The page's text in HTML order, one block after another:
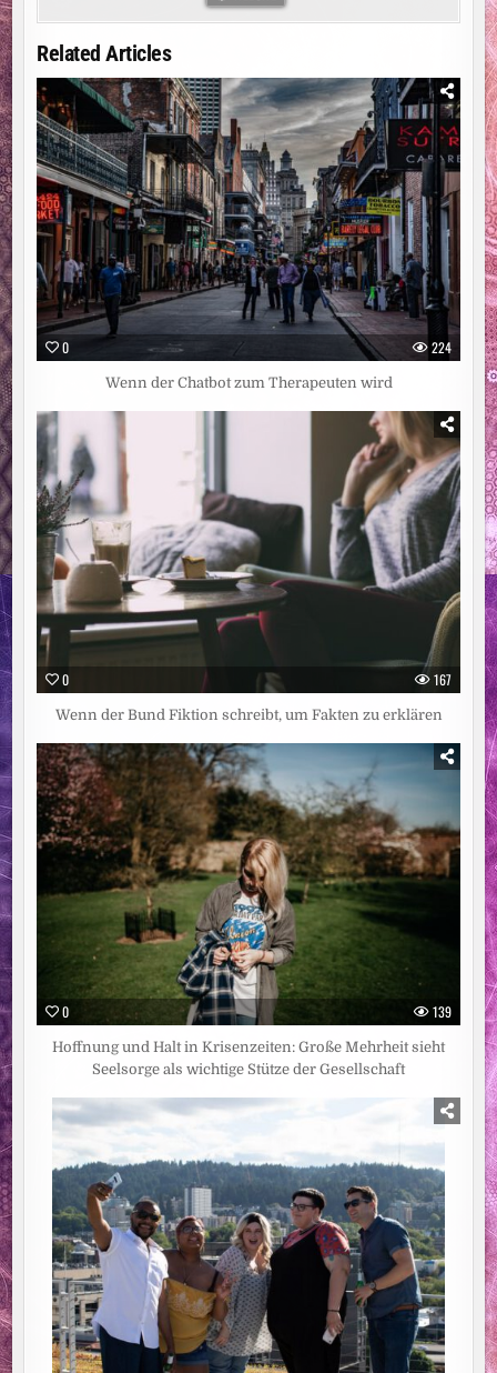
Related Articles
0 224
Wenn der Chatbot zum Therapeuten wird
0 167
Wenn der Bund Fiktion schreibt, um Fakten zu erklären
0 139
Hoffnung und Halt in Krisenzeiten: Große Mehrheit sieht
Seelsorge als wichtige Stütze der Gesellschaft